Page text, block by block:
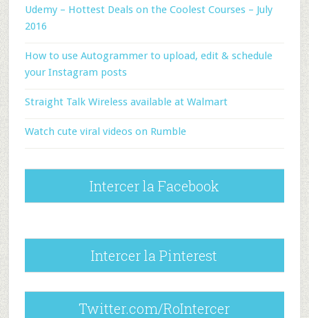
Udemy – Hottest Deals on the Coolest Courses – July
2016
How to use Autogrammer to upload, edit & schedule
your Instagram posts
Straight Talk Wireless available at Walmart
Watch cute viral videos on Rumble
Intercer la Facebook
Intercer la Pinterest
Twitter.com/RoIntercer